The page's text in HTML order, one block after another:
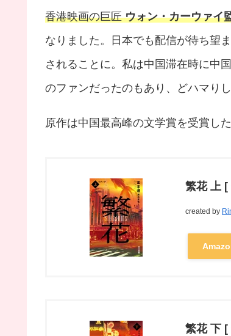
香港映画の巨匠ウォン・カーウァイ
なりました。日本でも配信が待ち望
されることに。私は中国滞在時に中
のファンだったのもあり、どハマりし
原作は中国最高峰の文学賞を受賞し
繁花 上 [
created by
繁花 下 [